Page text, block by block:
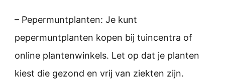
– Pepermuntplanten: Je kunt
pepermuntplanten kopen bij tuincentra of
online plantenwinkels. Let op dat je planten
kiest die gezond en vrij van ziekten zijn.